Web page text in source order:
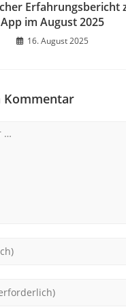
Erfahrungsbericht
App im August 2025
16. August 2025
Kommentar